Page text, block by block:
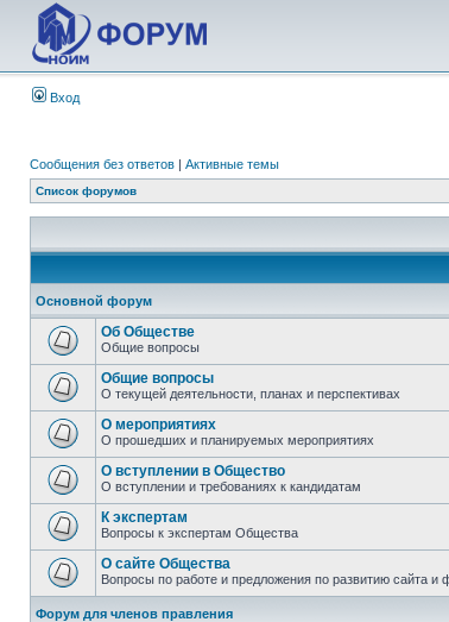
Вход
Сообщения без ответов | Активные темы
Список форумов
Основной форум
Об Обществе
Общие вопросы
Общие вопросы
О текущей деятельности, планах и перспективах
О мероприятиях
О прошедших и планируемых мероприятиях
О вступлении в Общество
О вступлении и требованиях к кандидатам
К экспертам
Вопросы к экспертам Общества
О сайте Общества
Вопросы по работе и предложения по развитию сайта и
Форум для членов правления